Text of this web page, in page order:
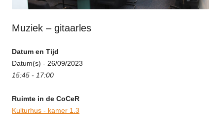
Muziek – gitaarles
Datum en Tijd
Datum(s) - 26/09/2023
15:45 - 17:00
Ruimte in de CoCeR
Kulturhus - kamer 1.3